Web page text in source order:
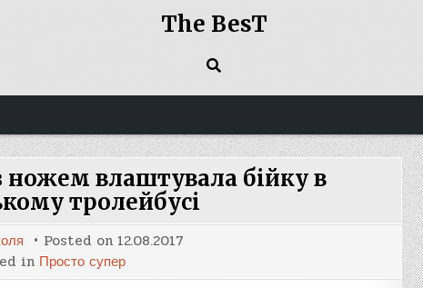
The BesT
ножем влаштувала бійку в
тролейбусі
Posted on 12.08.2017
in Просто супер